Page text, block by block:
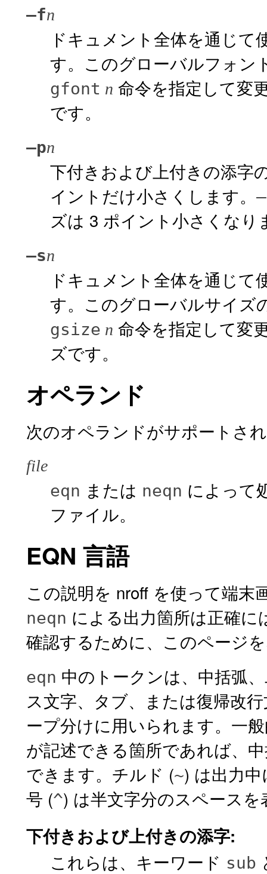
–fn
ドキュメント全体を通じ
す。このグローバルフォン
gfont n 命令を指定して変
です。
–pn
下付きおよび上付きの添字
イントだけ小さくします。
ズは 3 ポイント小さくなり
–sn
ドキュメント全体を通じ
す。このグローバルサイズ
gsize n 命令を指定して変
ズです。
オペランド
次のオペランドがサポートさ
file
eqn または neqn によって
ファイル。
EQN 言語
この説明を nroff を使って端末
neqn による出力箇所は正確
確認するために、このページ
eqn 中のトークンは、中括弧
ス文字、タブ、または復帰改
ープ分けに用いられます。一
が記述できる箇所であれば、
できます。チルド (~) は出力
号 (^) は半文字分のスペース
下付きおよび上付きの添字:
これらは、キーワード sub